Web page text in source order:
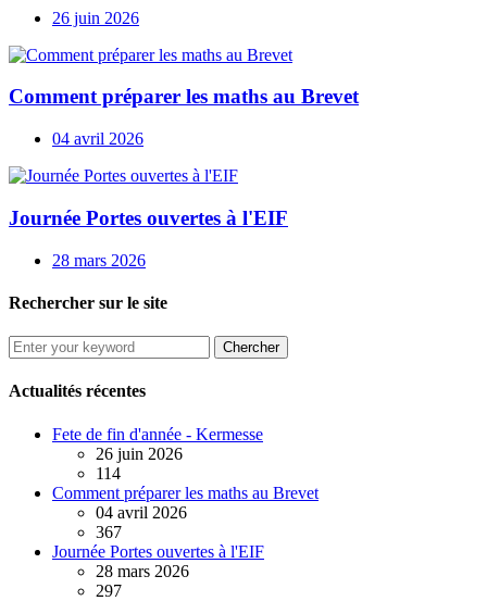
26 juin 2026
Comment préparer les maths au Brevet
04 avril 2026
Journée Portes ouvertes à l'EIF
28 mars 2026
Rechercher sur le site
Chercher
Actualités récentes
Fete de fin d'année - Kermesse
26 juin 2026
114
Comment préparer les maths au Brevet
04 avril 2026
367
Journée Portes ouvertes à l'EIF
28 mars 2026
297